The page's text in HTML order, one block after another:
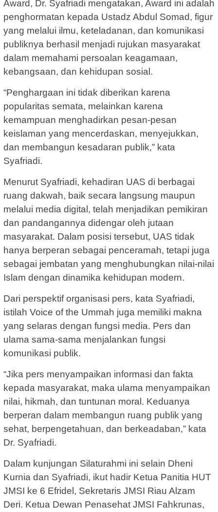
Award, Dr. Syafriadi mengatakan, Award ini adalah
penghormatan kepada Ustadz Abdul Somad, figur
yang melalui ilmu, keteladanan, dan komunikasi
publiknya berhasil menjadi rujukan masyarakat
dalam memahami persoalan keagamaan,
kebangsaan, dan kehidupan sosial.
“Penghargaan ini tidak diberikan karena
popularitas semata, melainkan karena
kemampuan menghadirkan pesan-pesan
keislaman yang mencerdaskan, menyejukkan,
dan membangun kesadaran publik,” kata
Syafriadi.
Menurut Syafriadi, kehadiran UAS di berbagai
ruang dakwah, baik secara langsung maupun
melalui media digital, telah menjadikan pemikiran
dan pandangannya didengar oleh jutaan
masyarakat. Dalam posisi tersebut, UAS tidak
hanya berperan sebagai penceramah, tetapi juga
sebagai jembatan yang menghubungkan nilai-nilai
Islam dengan dinamika kehidupan modern.
Dari perspektif organisasi pers, kata Syafriadi,
istilah Voice of the Ummah juga memiliki makna
yang selaras dengan fungsi media. Pers dan
ulama sama-sama menjalankan fungsi
komunikasi publik.
“Jika pers menyampaikan informasi dan fakta
kepada masyarakat, maka ulama menyampaikan
nilai, hikmah, dan tuntunan moral. Keduanya
berperan dalam membangun ruang publik yang
sehat, berpengetahuan, dan berkeadaban,” kata
Dr. Syafriadi.
Dalam kunjungan Silaturahmi ini selain Dheni
Kurnia dan Syafriadi, ikut hadir Ketua Panitia HUT
JMSI ke 6 Efridel, Sekretaris JMSI Riau Alzam
Deri. Ketua Dewan Penasehat JMSI Fahkrunas,